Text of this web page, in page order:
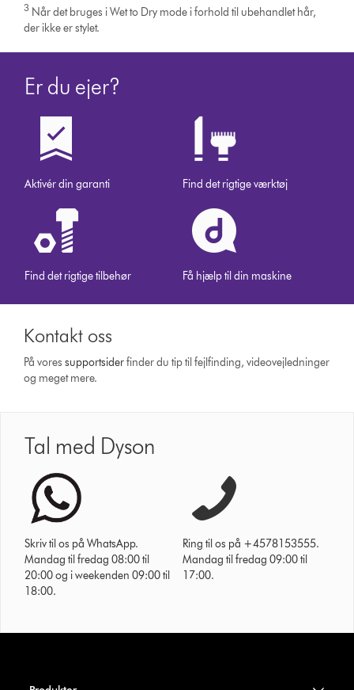
3 Når det bruges i Wet to Dry mode i forhold til ubehandlet hår,
der ikke er stylet.
Er du ejer?
Aktivér din garanti Find det rigtige værktøj
Find det rigtige tilbehør Få hjælp til din maskine
Kontakt oss
På voressupport­siderfinder du tip til fejlfinding, video­vejledninger
og meget mere.
Tal med Dyson
Skriv til os på WhatsApp.
Mandag til fredag 08:00 til
20:00 og i weekenden 09:00 til
18:00.
Ring til os på +4578153555.
Mandag til fredag 09:00 til
17:00.